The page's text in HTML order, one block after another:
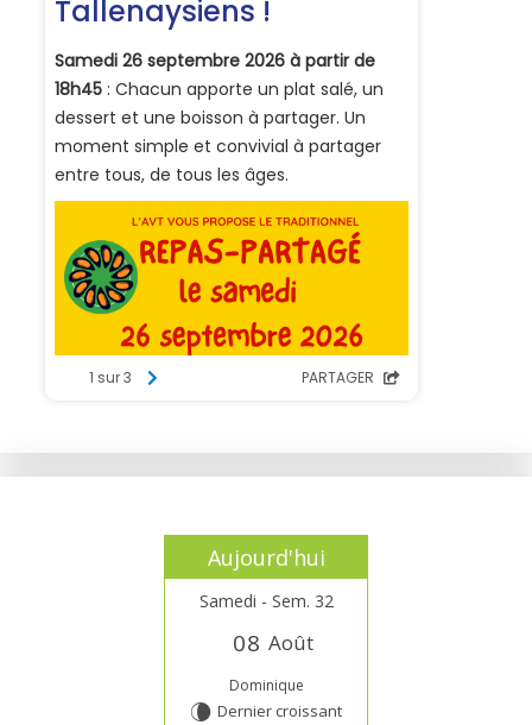
Aujourd'hui
Samedi - Sem. 32
08 Août
Dominique
V Dernier croissant